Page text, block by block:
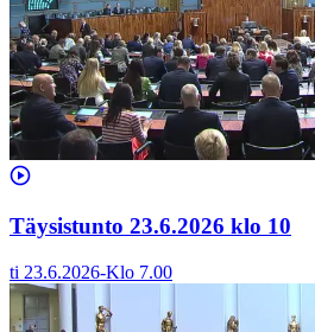
Täysistunto 23.6.2026 klo 10
ti 23.6.2026-Klo 7.00